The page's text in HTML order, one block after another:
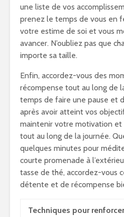
une liste de vos
prenez le temps de vous en
votre estime de soi et vous
avancer. N’oubliez pas que
importe sa taille.
Enfin, accordez-vous des
récompense tout au long de
temps de faire une pause et
après avoir atteint vos
maintenir votre motivation et
tout au long de la journée.
quelques minutes pour
courte promenade à
tasse de thé, accordez-vous
détente et de récompense
Techniques pour